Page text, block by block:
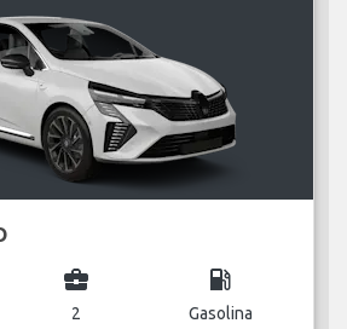
business_center
2
local_gas_station
Gasolina